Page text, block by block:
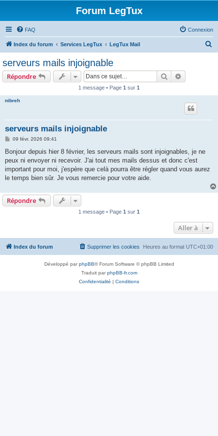
Forum LegTux
FAQ Connexion
Index du forum Services LegTux LegTux Mail
serveurs mails injoignable
Répondre Rechercher
1 message • Page 1 sur 1
nibreh
serveurs mails injoignable
M
s
a
g
e
09 févr. 2026 09:41
Bonjour depuis hier 8 février, les serveurs mails sont injoignables, je ne
peux ni envoyer ni recevoir. J'ai tout mes mails dessus et donc c'est
important pour moi, j'espère que celà pourra être régler quand vous aurez
le temps bien sûr. Je vous remercie pour votre aide.
Répondre
1 message • Page 1 sur 1
Aller à
Index du forum Heures au format UTC+01:00
Supprimer les cookies
Développé parphpBB® Forum Software © phpBB Limited
Traduit parphpBB-fr.com
Confidentialité | Conditions